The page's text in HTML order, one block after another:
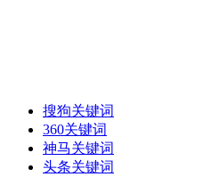
搜狗关键词
360关键词
神马关键词
头条关键词